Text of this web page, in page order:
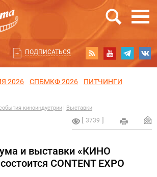
ПОДПИСАТЬСЯ
2026 СПБМКФ 2026
ПИТЧИНГИ
киноиндустрии Выставки
3739
и выставки «КИНО
CONTENT EXPO